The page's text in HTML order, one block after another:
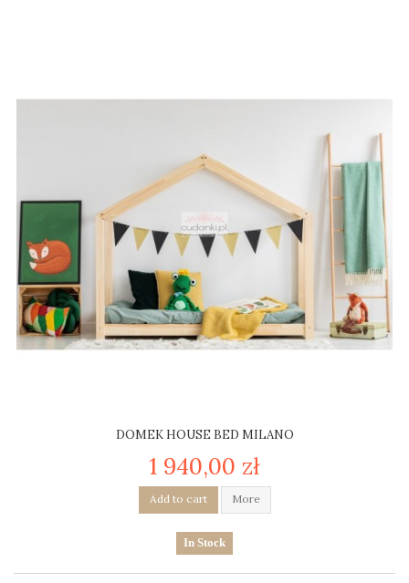
DOMEK HOUSE BED MILANO
1 940,00 zł
Add to cart More
In Stock